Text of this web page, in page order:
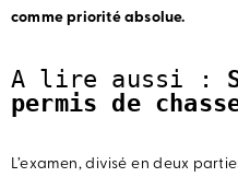
comme priorité absolue.
A lire aussi :
permis de
L’examen, divisé en deux